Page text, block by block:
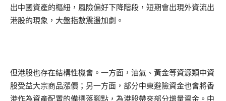
出中國資產的樞紐，風險偏好下降階段，短期會出現外資流出
港股的現象，大盤指數震盪加劇。
但港股也存在結構性機會。一方面，油氣、黃金等資源類中資
股受益大宗商品漲價；另一方面，部分中東避險資金也會將香
港作為資產配置的備選落腳點，為港股帶來部分增量資金。中